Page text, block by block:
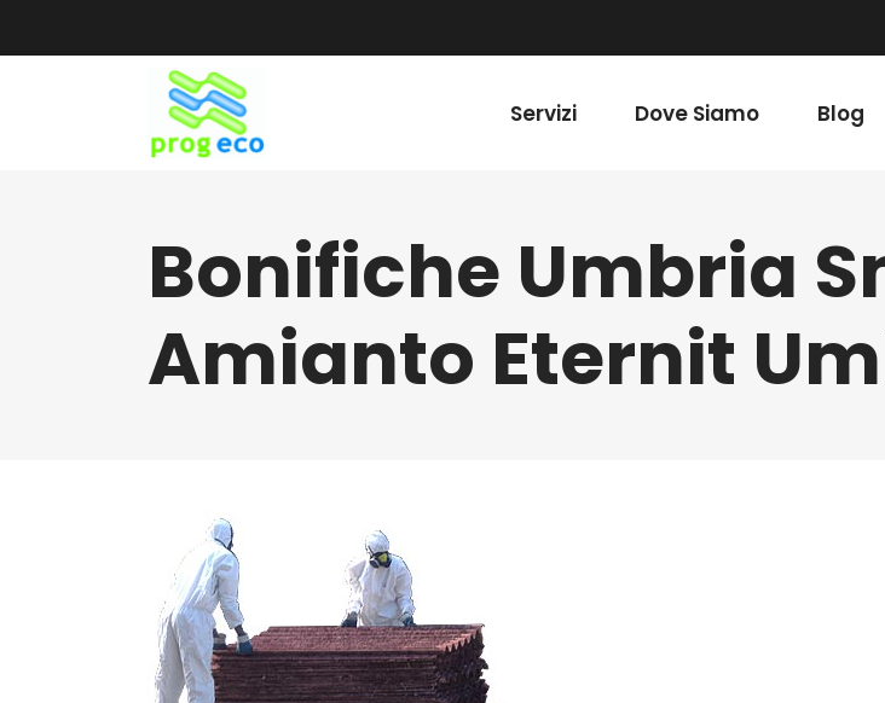
Servizi Dove Siamo Blog
Bonifiche Umbria
Amianto Eternit